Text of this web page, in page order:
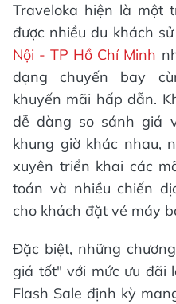
Traveloka hiện là một
được nhiều du khách
Nội - TP Hồ Chí Minh
dạng chuyến bay
khuyến mãi hấp dẫn.
dễ dàng so sánh giá
khung giờ khác nhau,
xuyên triển khai các
toán và nhiều chiến
cho khách đặt vé máy
Đặc biệt, những
giá tốt" với mức ưu đãi
Flash Sale định kỳ